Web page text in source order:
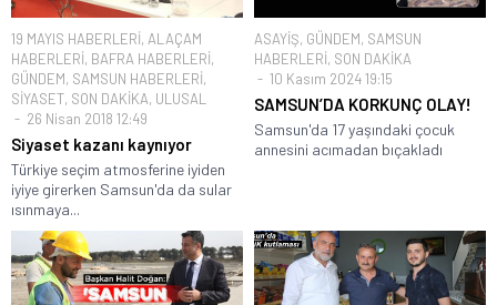
19 MAYIS HABERLERİ, ALAÇAM
HABERLERİ, BAFRA HABERLERİ,
GÜNDEM, SAMSUN HABERLERİ,
SİYASET, SON DAKİKA, ULUSAL
26 Nisan 2018 12:49
Siyaset kazanı kaynıyor
Türkiye seçim atmosferine iyiden
iyiye girerken Samsun'da da sular
ısınmaya...
ASAYİŞ, GÜNDEM, SAMSUN
HABERLERİ, SON DAKİKA
10 Kasım 2024 19:15
SAMSUN’DA KORKUNÇ OLAY!
Samsun'da 17 yaşındaki çocuk
annesini acımadan bıçakladı